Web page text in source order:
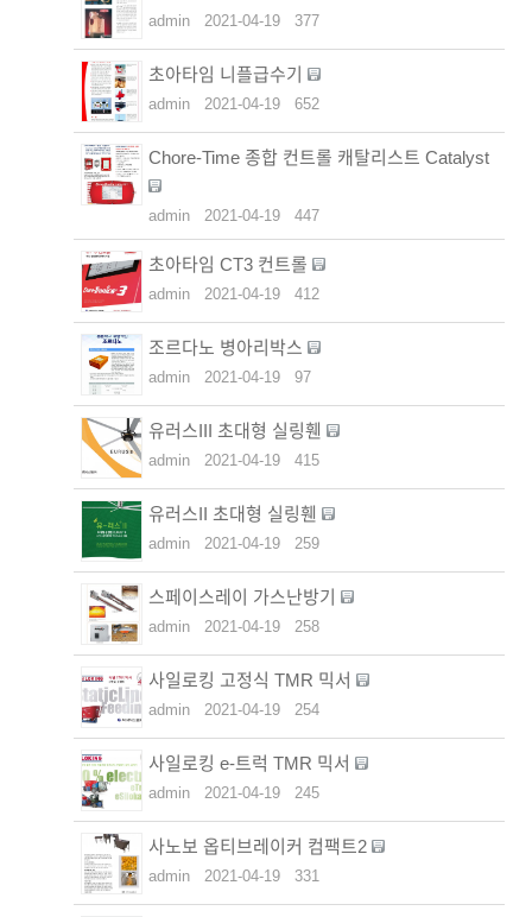
admin 2021-04-19 377
초아타임 니플급수기
admin 2021-04-19 652
Chore-Time 종합 컨트롤 캐탈리스트 Catalyst
admin 2021-04-19 447
초아타임 CT3 컨트롤
admin 2021-04-19 412
조르다노 병아리박스
admin 2021-04-19 97
유러스III 초대형 실링휀
admin 2021-04-19 415
유러스II 초대형 실링휀
admin 2021-04-19 259
스페이스레이 가스난방기
admin 2021-04-19 258
사일로킹 고정식 TMR 믹서
admin 2021-04-19 254
사일로킹 e-트럭 TMR 믹서
admin 2021-04-19 245
사노보 옵티브레이커 컴팩트2
admin 2021-04-19 331